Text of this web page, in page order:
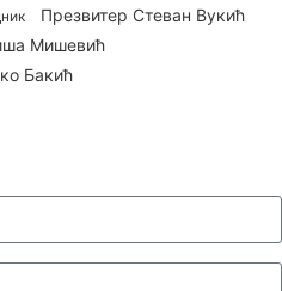
Презвитер Стеван Вукић
Мишевић
Бакић